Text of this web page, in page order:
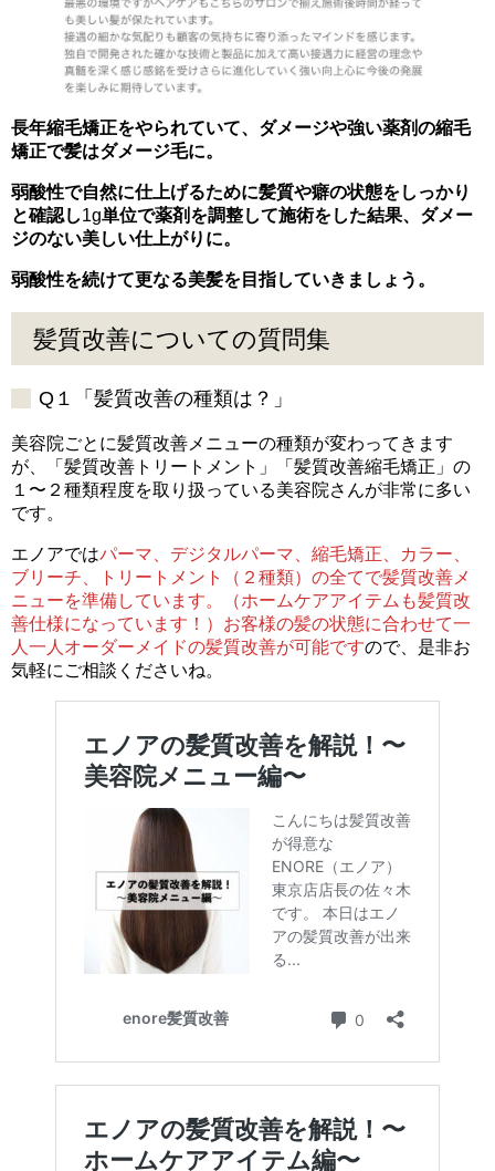
長年縮毛矯正をやられていて、ダメージや強い薬剤の縮毛
矯正で髪はダメージ毛に。
弱酸性で自然に仕上げるために髪質や癖の状態をしっかり
と確認し1g単位で薬剤を調整して施術をした結果、ダメー
ジのない美しい仕上がりに。
弱酸性を続けて更なる美髪を目指していきましょう。
髪質改善についての質問集
Q１「髪質改善の種類は？」
美容院ごとに髪質改善メニューの種類が変わってきます
が、「髪質改善トリートメント」「髪質改善縮毛矯正」の
１〜２種類程度を取り扱っている美容院さんが非常に多い
です。
エノアではパーマ、デジタルパーマ、縮毛矯正、カラー、
ブリーチ、トリートメント（２種類）の全てで髪質改善メ
ニューを準備しています。（ホームケアアイテムも髪質改
善仕様になっています！）お客様の髪の状態に合わせて一
人一人オーダーメイドの髪質改善が可能ですので、是非お
気軽にご相談くださいね。